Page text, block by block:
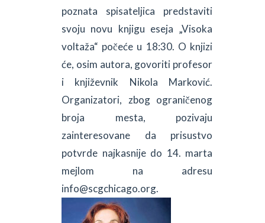
poznata spisateljica predstaviti
svoju novu knjigu eseja „Visoka
voltaža“ počeće u 18:30. O knjizi
će, osim autora, govoriti profesor
i književnik Nikola Marković.
Organizatori, zbog ograničenog
broja mesta, pozivaju
zainteresovane da prisustvo
potvrde najkasnije do 14. marta
mejlom na adresu
info@scgchicago.org.